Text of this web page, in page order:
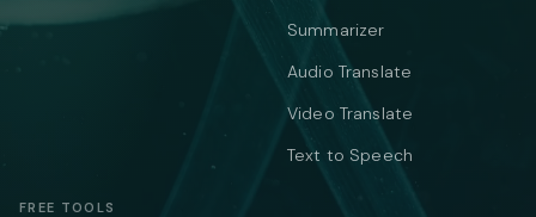
Summarizer
Audio Translate
Video Translate
Text to Speech
FREE TOOLS